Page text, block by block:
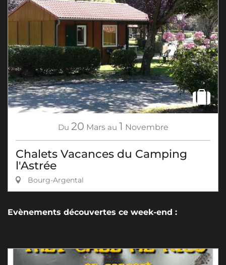
Du 20 Mars au 1 Novembre
Chalets Vacances du Camping
l'Astrée
Bourg-Argental
Evènements découvertes ce week-end :